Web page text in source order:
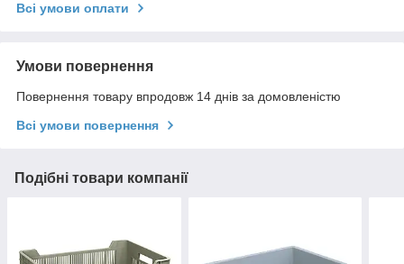
Всі умови оплати
Умови повернення
Повернення товару впродовж 14 днів за домовленістю
Всі умови повернення
Подібні товари компанії